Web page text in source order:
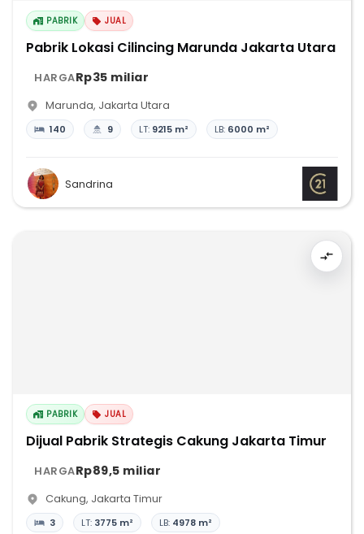
PABRIK JUAL
Pabrik Lokasi Cilincing Marunda Jakarta Utara
HARGARp35 miliar
Marunda, Jakarta Utara
140 9 LT: 9215 m² LB: 6000 m²
Sandrina
PABRIK JUAL
Dijual Pabrik Strategis Cakung Jakarta Timur
HARGARp89,5 miliar
Cakung, Jakarta Timur
3 LT: 3775 m² LB: 4978 m²